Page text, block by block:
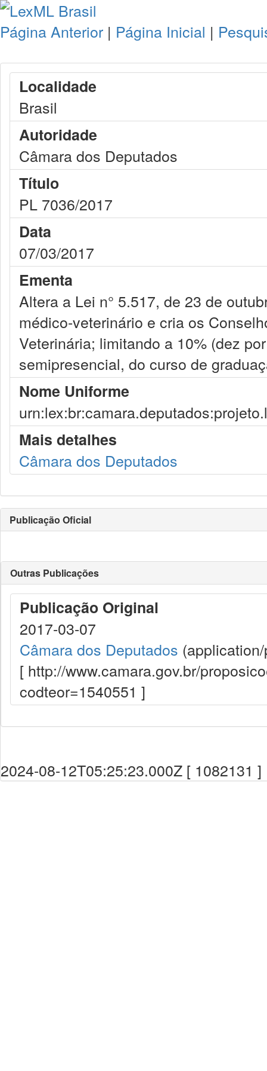
Página Anterior | Página Inicial |
Localidade
Brasil
Autoridade
Câmara dos Deputados
Título
PL 7036/2017
Data
07/03/2017
Ementa
Altera a Lei n° 5.517, de 23 de
médico-veterinário e cria os
Veterinária; limitando a 10% (dez
semipresencial, do curso de
Nome Uniforme
Mais detalhes
Câmara dos Deputados
Publicação Oficial
Outras Publicações
Publicação Original
2017-03-07
Câmara dos Deputados
[ http://www.camara.gov.br/
codteor=1540551 ]
2024-08-12T05:25:23.000Z [ 1082131 ]